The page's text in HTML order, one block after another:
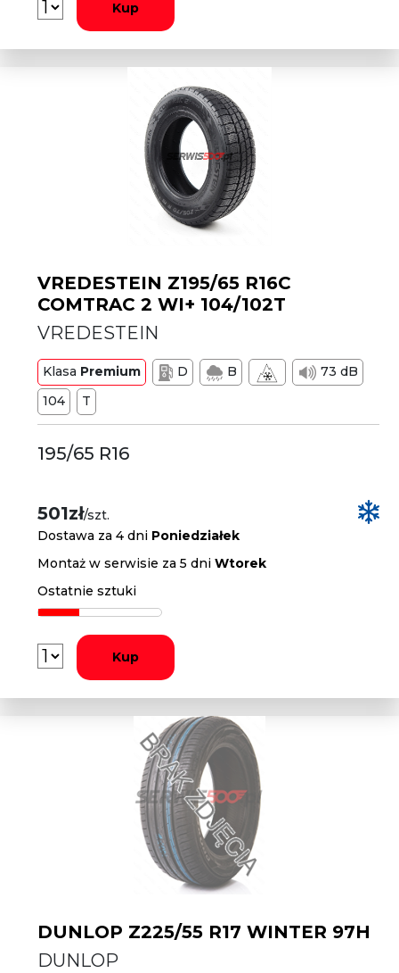
Kup
VREDESTEIN Z195/65 R16C
COMTRAC 2 WI+ 104/102T
VREDESTEIN
Klasa Premium D B
73 dB
104
T
195/65 R16
501zł/szt.
Dostawa za 4 dni Poniedziałek
Montaż w serwisie za 5 dniWtorek
Ostatnie sztuki
Kup
DUNLOP Z225/55 R17 WINTER 97H
DUNLOP